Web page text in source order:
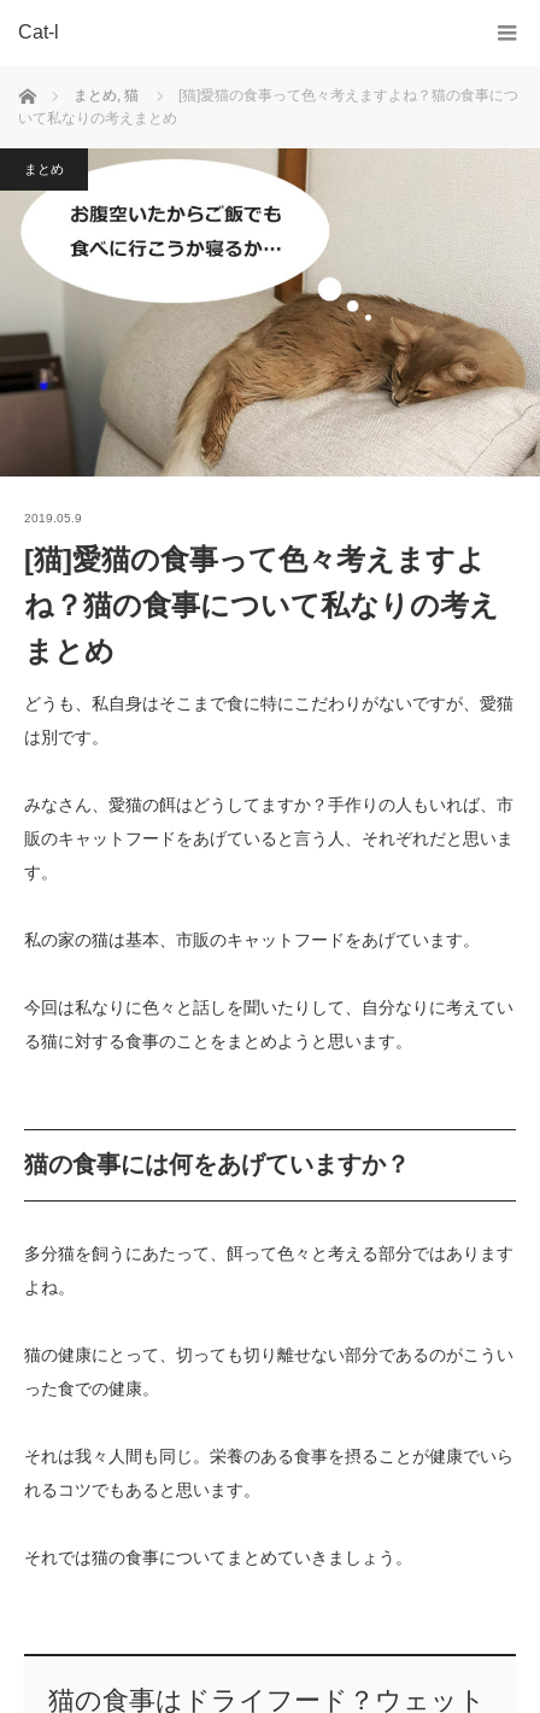
Cat-l
ホーム まとめ, 猫
[猫]愛猫の食事って色々考えますよね？猫の食事につ
いて私なりの考えまとめ
まとめ
2019.05.9
[猫]愛猫の食事って色々考えますよ
ね？猫の食事について私なりの考え
まとめ
どうも、私自身はそこまで食に特にこだわりがないですが、愛猫
は別です。
みなさん、愛猫の餌はどうしてますか？手作りの人もいれば、市
販のキャットフードをあげていると言う人、それぞれだと思いま
す。
私の家の猫は基本、市販のキャットフードをあげています。
今回は私なりに色々と話しを聞いたりして、自分なりに考えてい
る猫に対する食事のことをまとめようと思います。
猫の食事には何をあげていますか？
多分猫を飼うにあたって、餌って色々と考える部分ではあります
よね。
猫の健康にとって、切っても切り離せない部分であるのがこうい
った食での健康。
それは我々人間も同じ。栄養のある食事を摂ることが健康でいら
れるコツでもあると思います。
それでは猫の食事についてまとめていきましょう。
猫の食事はドライフード？ウェット